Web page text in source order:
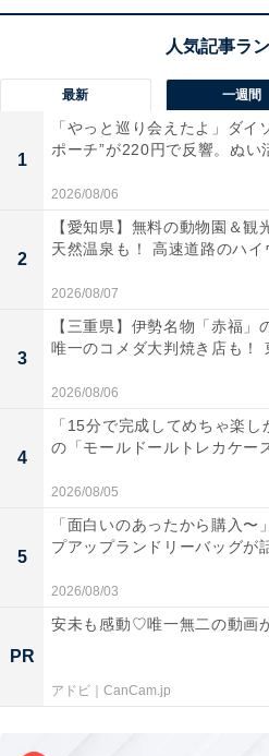
当てよう！ ヒン
1
最新 一週間
1
「やっと巡り会えたよ」ダイ
ポーチ”が220円で反響。ぬい
2026/08/06
2
【愛知県】無料の動物園＆観
天然温泉も！ 高速道路のハイ
2026/08/07
3
【三重県】伊勢名物「赤福」
唯一のコメダ大判焼き店も！
2026/08/06
4
「15分で完成してめちゃ楽
の「モールドールトレカケー
2026/08/05
5
「面白いのあったから購入〜
プアップランドリーバッグが
2026/08/03
PR
安未も感動♡唯一無二の動画
アドビ｜CanCam.jp